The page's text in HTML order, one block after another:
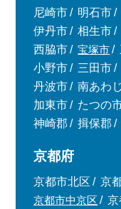
尼崎市
明石市
伊丹市
相生市
西脇市
宝塚市
小野市
三田市
丹波市
南あわ
加東市
たつの
神崎郡
揖保郡
京都府
京都市北区 京
京都市中京区
京